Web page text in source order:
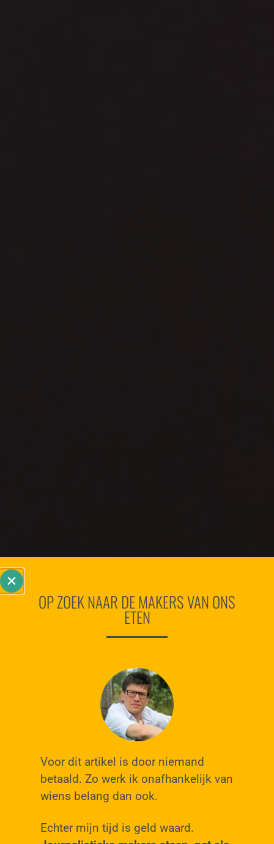
OP ZOEK NAAR DE MAKERS VAN ONS
ETEN
Voor dit artikel is door niemand
betaald. Zo werk ik onafhankelijk van
wiens belang dan ook.
Echter mijn tijd is geld waard.